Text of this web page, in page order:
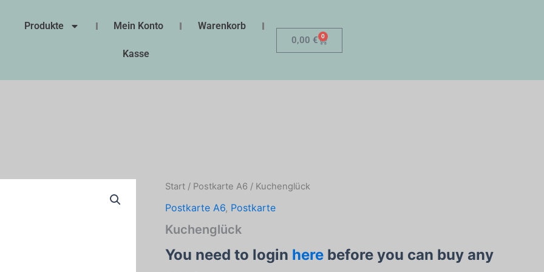
Produkte Mein Konto Warenkorb
Kasse
0,00 € 0
Warenkorb
Start / Postkarte A6 / Kuchenglück
Postkarte A6, Postkarte
Kuchenglück
You need to login here before you can buy any